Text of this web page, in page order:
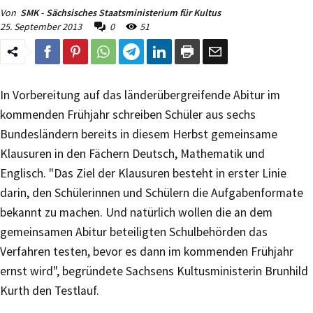
Von SMK - Sächsisches Staatsministerium für Kultus
25. September 2013
0 51
In Vorbereitung auf das länderübergreifende Abitur im
kommenden Frühjahr schreiben Schüler aus sechs
Bundesländern bereits in diesem Herbst gemeinsame
Klausuren in den Fächern Deutsch, Mathematik und
Englisch. "Das Ziel der Klausuren besteht in erster Linie
darin, den Schülerinnen und Schülern die Aufgabenformate
bekannt zu machen. Und natürlich wollen die an dem
gemeinsamen Abitur beteiligten Schulbehörden das
Verfahren testen, bevor es dann im kommenden Frühjahr
ernst wird", begründete Sachsens Kultusministerin Brunhild
Kurth den Testlauf.